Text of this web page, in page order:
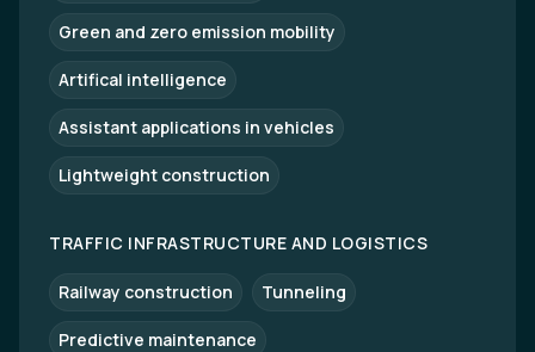
Green and zero emission mobility
Artifical intelligence
Assistant applications in vehicles
Lightweight construction
TRAFFIC INFRASTRUCTURE AND LOGISTICS
Railway construction Tunneling
Predictive maintenance